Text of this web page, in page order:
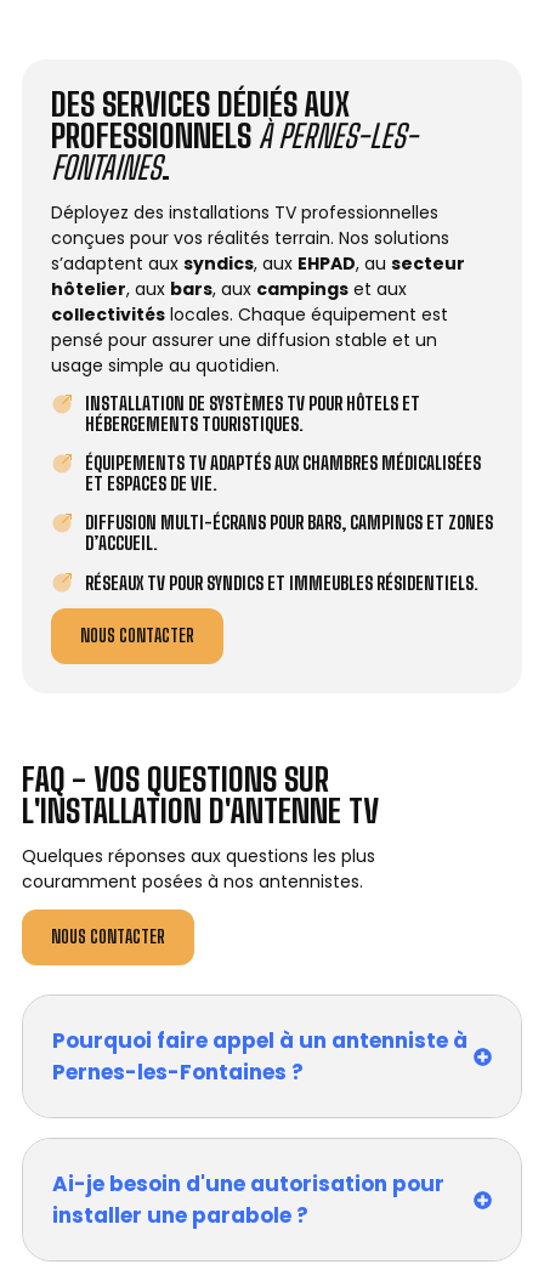
DES SERVICES DÉDIÉS AUX
PROFESSIONNELS À PERNES-LES-
FONTAINES.
Déployez des installations TV professionnelles
conçues pour vos réalités terrain. Nos solutions
s’adaptent aux syndics, aux EHPAD, au secteur
hôtelier, aux bars, aux campings et aux
collectivités locales. Chaque équipement est
pensé pour assurer une diffusion stable et un
usage simple au quotidien.
INSTALLATION DE SYSTÈMES TV POUR HÔTELS ET
HÉBERGEMENTS TOURISTIQUES.
ÉQUIPEMENTS TV ADAPTÉS AUX CHAMBRES MÉDICALISÉES
ET ESPACES DE VIE.
DIFFUSION MULTI-ÉCRANS POUR BARS, CAMPINGS ET ZONES
D’ACCUEIL.
RÉSEAUX TV POUR SYNDICS ET IMMEUBLES RÉSIDENTIELS.
NOUS CONTACTER
FAQ - VOS QUESTIONS SUR
L'INSTALLATION D'ANTENNE TV
Quelques réponses aux questions les plus
couramment posées à nos antennistes.
NOUS CONTACTER
Pourquoi faire appel à un antenniste à
Pernes-les-Fontaines ?
Ai-je besoin d'une autorisation pour
installer une parabole ?